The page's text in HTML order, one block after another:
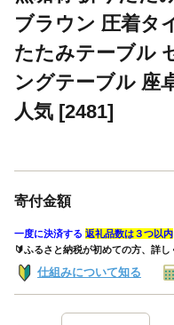
ブラウン 圧着タ
たたみテーブル
ングテーブル 座
人気 [2481]
寄付金額
一度に決済する 返礼品数は３つ以内
🔰ふるさと納税が初めての方、詳し
仕組みについて知る